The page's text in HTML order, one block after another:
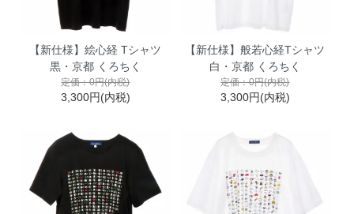
【新仕様】絵心経 Tシャツ
黒・京都 くろちく
定価：0円(内税)
3,300円(内税)
【新仕様】般若心経Tシャツ
白・京都 くろちく
定価：0円(内税)
3,300円(内税)